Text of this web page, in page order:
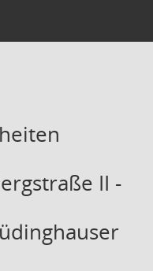
II -